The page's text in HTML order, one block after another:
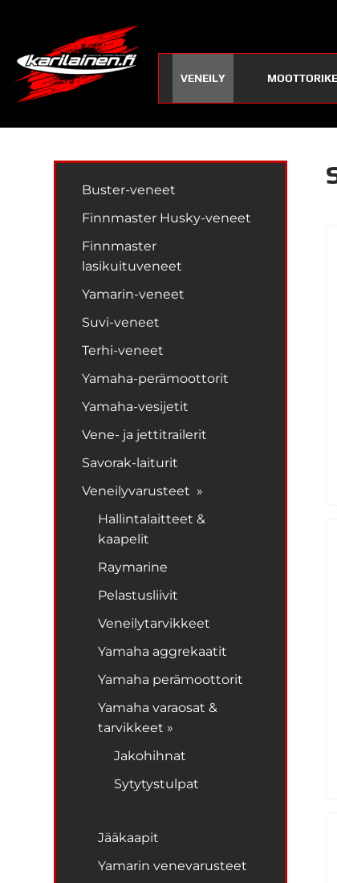
VENEILY
Buster-veneet
Finnmaster Husky-veneet
Finnmaster
lasikuituveneet
Yamarin-veneet
Suvi-veneet
Terhi-veneet
Yamaha-perämoottorit
Yamaha-vesijetit
Vene- ja jettitrailerit
Savorak-laiturit
Veneilyvarusteet »
Hallintalaitteet &
kaapelit
Raymarine
Pelastusliivit
Veneilytarvikkeet
Yamaha aggrekaatit
Yamaha perämoottorit
Yamaha varaosat &
tarvikkeet »
Jakohihnat
Sytytystulpat
Jääkaapit
Yamarin venevarusteet